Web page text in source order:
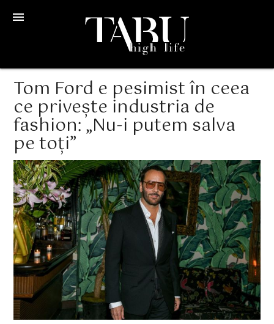
menu
Tom Ford e pesimist în ceea
ce privește industria de
fashion: „Nu-i putem salva
pe toți”